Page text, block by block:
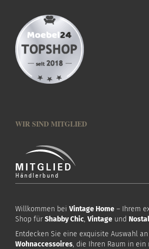
WIR SIND MITGLIED
Willkommen bei Vintage Home – Ihrem
Shop für Shabby Chic, Vintage und
Entdecken Sie eine exquisite Auswahl
Wohnaccessoires, die Ihren Raum in ein